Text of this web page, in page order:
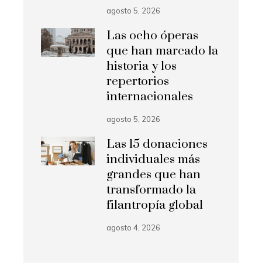
agosto 5, 2026
Las ocho óperas
que han marcado la
historia y los
repertorios
internacionales
agosto 5, 2026
Las 15 donaciones
individuales más
grandes que han
transformado la
filantropía global
agosto 4, 2026